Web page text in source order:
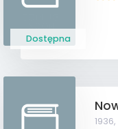
Dostępna
1936,